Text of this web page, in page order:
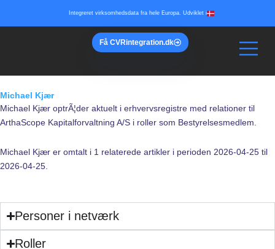
Integreret virksomhedsdata fra hele Europa. Udviklet i
Få CVRintegration.dk
Michael Kjær
Michael Kjær optrÃ¦der aktuelt i erhvervsregistre med relationer til
ArthaScope Kapitalforvaltning A/S i roller som Bestyrelsesmedlem.
Michael Kjær er omtalt i 1 relaterede artikler i perioden 2026-04-25 til
2026-04-25.
Personer i netværk
Roller